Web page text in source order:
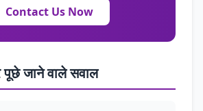
Contact Us Now
जाने वाले सवाल